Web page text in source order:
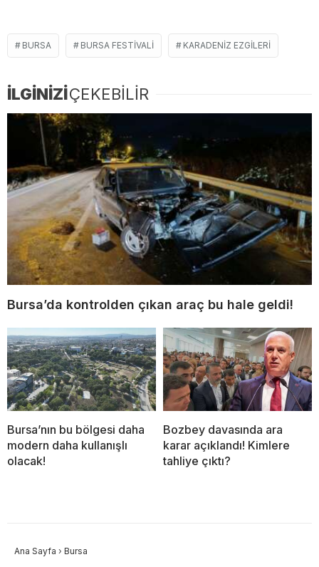
BURSA BURSA FESTIVALI KARADENIZ EZGILERI
İLGİNİZİÇEKEBİLİR
Bursa’da kontrolden çıkan araç bu hale geldi!
Bursa’nın bu bölgesi daha
modern daha kullanışlı
olacak!
Bozbey davasında ara
karar açıklandı! Kimlere
tahliye çıktı?
Ana Sayfa › Bursa